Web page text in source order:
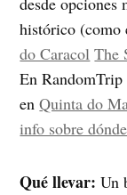
histórico
do Caracol The
En
enQuinta do
info sobre
Qué llevar:Un